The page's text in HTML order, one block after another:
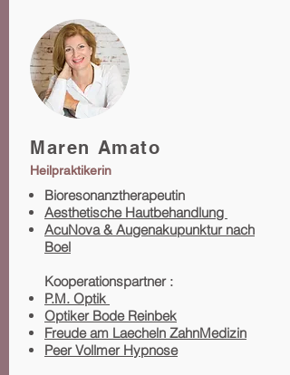
Maren Amato
Heilpraktikerin
Bioresonanztherapeutin
Aesthetische Hautbehandlung
AcuNova & Augenakupunktur nach
Boel
Kooperationspartner :
P.M. Optik
Optiker Bode Reinbek
Freude am Laecheln ZahnMedizin
Peer Vollmer Hypnose